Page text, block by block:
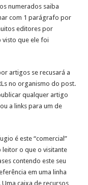
numerados saiba
com 1 parágrafo por
editores por
visto que ele foi
artigos se recusará a
no organismo do post.
qualquer artigo
a links para um de
é este “comercial”
o que o visitante
contendo este seu
em uma linha
caixa de recursos